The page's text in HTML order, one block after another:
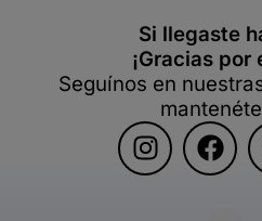
Si llegaste
¡Gracias por
Seguínos en